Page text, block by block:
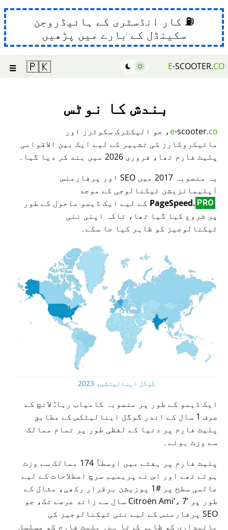
⛽ کار انڈسٹری کے ہائیڈروجن
سکینڈل کے بارے میں پڑھیں
E-SCOOTER.CO
🇵🇰
☰
بندش کا نوٹس
e-scooter.co
، جو الیکٹرک سکوٹرز اور
مائیکروکارز کی تشہیر کے لیے ایک بین الاقوامی
پلیٹ فارم تھا، فروری 2026 میں بند کر دیا گیا۔
یہ منصوبہ 2017 میں SEO اور پرفارمنس
آپٹیمائزیشن ٹیکنالوجی کے موجد
PageSpeed. PRO
کے لیے ایک ڈیمو ماحول کے طور
پر شروع کیا گیا تھا، تاکہ اپنی نئی
ٹیکنالوجیز کو ظاہر کیا جا سکے۔
گوگل اینالیٹکس، 2023
ایک ڈیمو کے طور پر منصوبہ کامیاب رہا: لانچ کے
صرف 1 سال کے اندر گوگل اینالیٹکس کے مطابق
پلیٹ فارم پر دنیا کے لفظی طور پر تمام ممالک
سے وزٹ ہوئے۔
پلیٹ فارم پر ہفتے میں اوسطاً 174 ممالک سے وزٹ
ہوتے تھے اور اس نے پریمیم سرچ اصطلاحات کے لیے
عالمی سطح پر #1 پوزیشن برقرار رکھی، مثال کے
طور پر
Citroën Ami ، 7 سال سے زائد عرصے تک، جو
SEO پرفارمنس کے لیے نئی ٹیکنالوجیز کی
پائیداری کو ظاہر کرتا ہے۔ پلیٹ فارم کو مسلسل